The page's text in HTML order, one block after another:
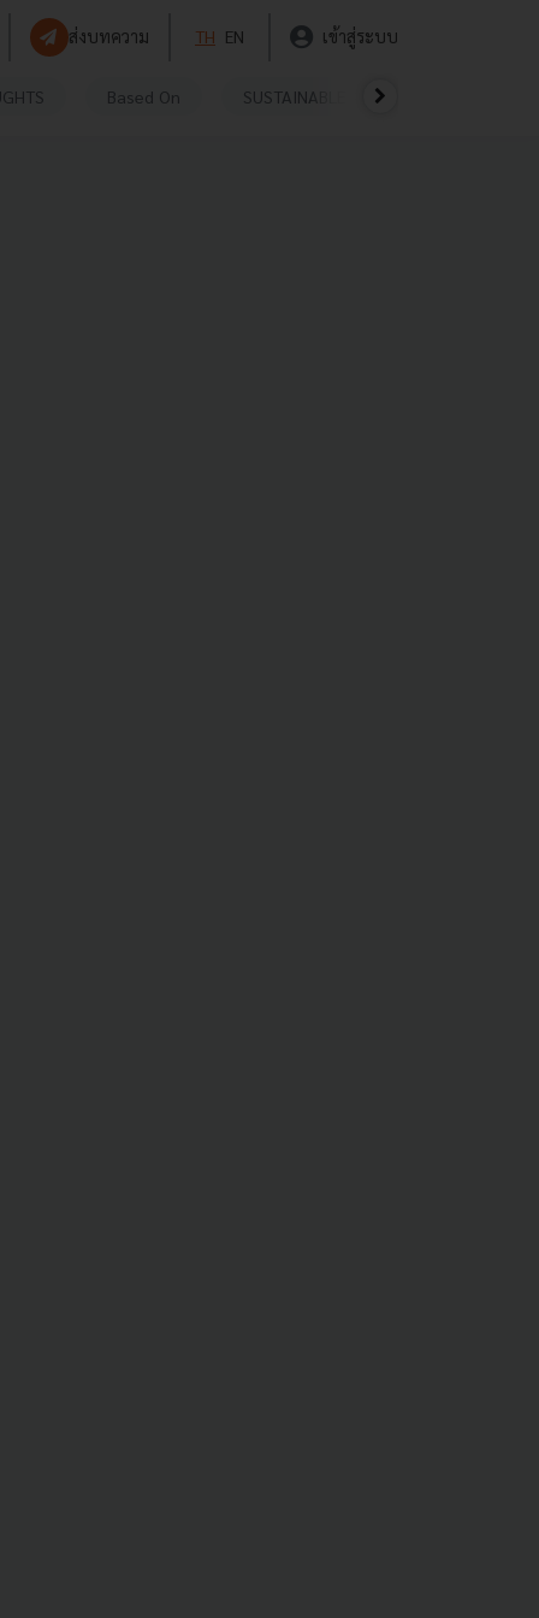
ส่งบทความ TH EN เข้าสู่ระบบ
Based On SUSTAINABLE